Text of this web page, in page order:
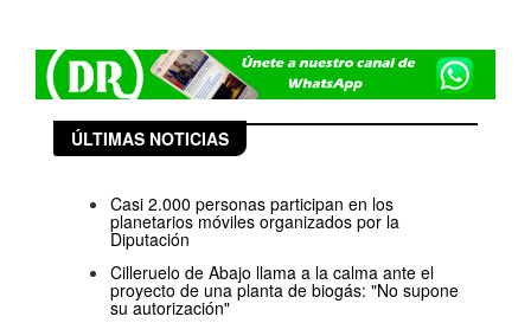
ÚLTIMAS NOTICIAS
Casi 2.000 personas participan en los
planetarios móviles organizados por la
Diputación
Cilleruelo de Abajo llama a la calma ante el
proyecto de una planta de biogás: "No supone
su autorización"